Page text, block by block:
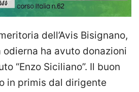
dell’Avis Bisignano,
ha avuto donazioni
“Enzo Siciliano”. Il buon
in primis dal dirigente